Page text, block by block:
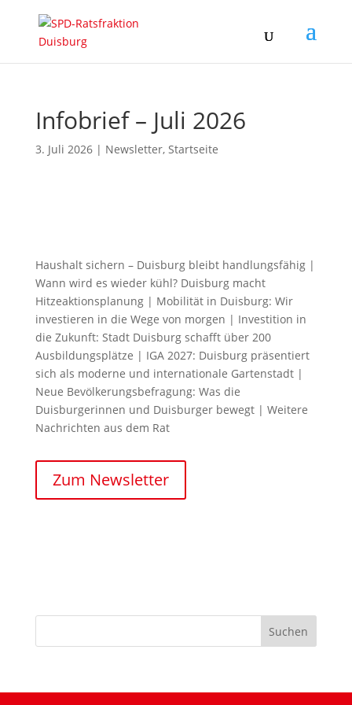
Infobrief – Juli 2026
3. Juli 2026| Newsletter, Startseite
Haushalt sichern – Duisburg bleibt handlungsfähig |
Wann wird es wieder kühl? Duisburg macht
Hitzeaktionsplanung | Mobilität in Duisburg: Wir
investieren in die Wege von morgen | Investition in
die Zukunft: Stadt Duisburg schafft über 200
Ausbildungsplätze | IGA 2027: Duisburg präsentiert
sich als moderne und internationale Gartenstadt |
Neue Bevölkerungsbefragung: Was die
Duisburgerinnen und Duisburger bewegt | Weitere
Nachrichten aus dem Rat
Zum Newsletter